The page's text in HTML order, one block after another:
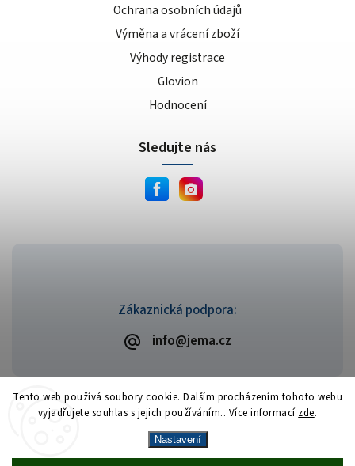
Tento web používá soubory cookie. Dalším procházením tohoto webu
vyjadřujete souhlas s jejich používáním.. Více informací zde.
Nastavení
Zákaznická podpora:
info@jema.cz
Ochrana osobních údajů
Výměna a vrácení zboží
Výhody registrace
Glovion
Hodnocení
Sledujte nás
Copyright 2026JEMA.cz. Všechna práva vyhrazena.
VytvořilShoptet| Design